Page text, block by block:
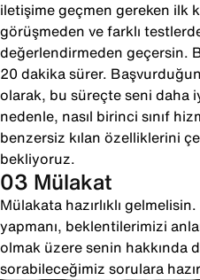
iletişime geçmen gereken ilk
görüşmeden ve farklı
değerlendirmeden geçersin.
20 dakika sürer.
olarak, bu süreçte seni daha
nedenle, nasıl birinci sınıf
benzersiz kılan özelliklerini
bekliyoruz.
03 Mülakat
Mülakata hazırlıklı
yapmanı, beklentilerimizi
olmak üzere senin hakkında
sorabileceğimiz sorulara